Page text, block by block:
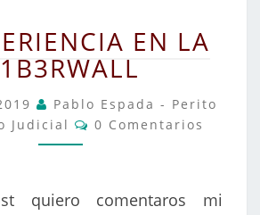
EXPERIENCIA
EN
C1B3RWALL
EN LA
Pablo Espada - Perito
Judicial
Comentarios
0 Comentarios
quiero comentaros mi